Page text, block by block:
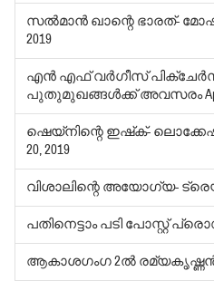
സല്‍മാന്‍ ഖാന്റെ ഭാരത്-
2019
എന്‍ എഫ് വര്‍ഗീസ്
പുതുമുഖങ്ങള്‍ക്ക് അവസരം
ഷെയ്‌നിന്റെ ഇഷ്‌ക്-
20, 2019
വിശാലിന്റെ അയോഗ്യ-
പതിനെട്ടാം പടി പോസ്റ്റ്
ആകാശഗംഗ 2ല്‍